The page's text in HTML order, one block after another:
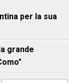
per la sua
grande